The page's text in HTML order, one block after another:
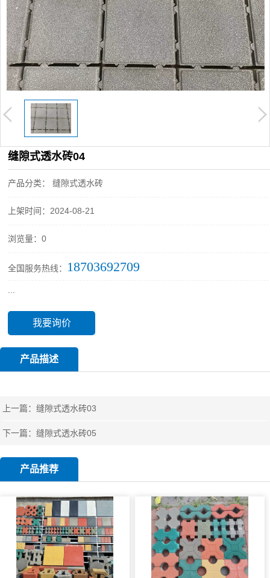
缝隙式透水砖04
产品分类： 缝隙式透水砖
上架时间：2024-08-21
浏览量：0
全国服务热线： 18703692709
我要询价
产品描述
上一篇：缝隙式透水砖03
下一篇：缝隙式透水砖05
产品推荐